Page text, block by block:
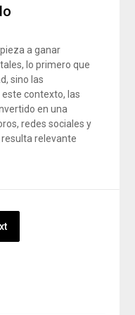
a ganar
lo primero que
sino las
contexto, las
en una
redes sociales y
relevante